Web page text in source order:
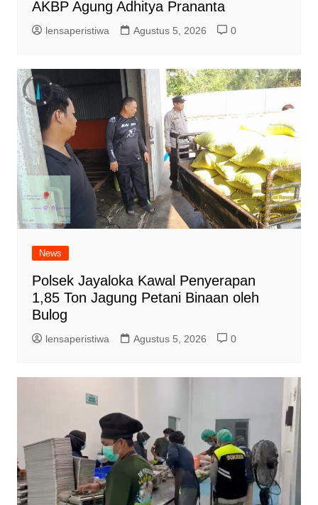
AKBP Agung Adhitya Prananta
lensaperistiwa Agustus 5, 2026 0
News
Polsek Jayaloka Kawal Penyerapan
1,85 Ton Jagung Petani Binaan oleh
Bulog
lensaperistiwa Agustus 5, 2026 0